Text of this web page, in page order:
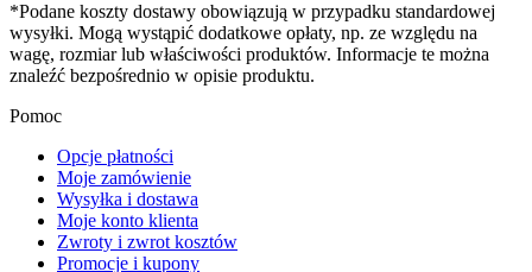
*Podane koszty dostawy obowiązują w przypadku standardowej
wysyłki. Mogą wystąpić dodatkowe opłaty, np. ze względu na
wagę, rozmiar lub właściwości produktów. Informacje te można
znaleźć bezpośrednio w opisie produktu.
Pomoc
Opcje płatności
Moje zamówienie
Wysyłka i dostawa
Moje konto klienta
Zwroty i zwrot kosztów
Promocje i kupony